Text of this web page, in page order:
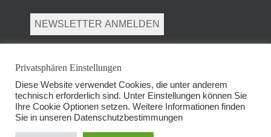
Privatsphären Einstellungen
Diese Website verwendet Cookies, die unter anderem
technisch erforderlich sind. Unter Einstellungen können Sie
Ihre Cookie Optionen setzen. Weitere Informationen finden
Sie in unseren Datenschutzbestimmungen